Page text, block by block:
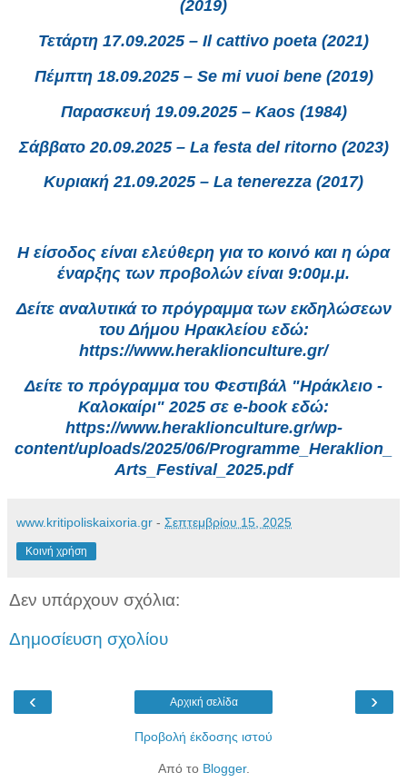
(2019)
Τετάρτη 17.09.2025 – Il cattivo poeta (2021)
Πέμπτη 18.09.2025 – Se mi vuoi bene (2019)
Παρασκευή 19.09.2025 – Kaos (1984)
Σάββατο 20.09.2025 – La festa del ritorno (2023)
Κυριακή 21.09.2025 – La tenerezza (2017)
Η είσοδος είναι ελεύθερη για το κοινό και η ώρα
έναρξης των προβολών είναι 9:00μ.μ.
Δείτε αναλυτικά το πρόγραμμα των εκδηλώσεων
του Δήμου Ηρακλείου εδώ:
https://www.heraklionculture.gr/
Δείτε το πρόγραμμα του Φεστιβάλ "Ηράκλειο -
Καλοκαίρι" 2025 σε e-book εδώ:
https://www.heraklionculture.gr/wp-
content/uploads/2025/06/Programme_Heraklion_
Arts_Festival_2025.pdf
www.kritipoliskaixoria.gr - Σεπτεμβρίου 15, 2025
Κοινή χρήση
Δεν υπάρχουν σχόλια:
Δημοσίευση σχολίου
‹ ›
Αρχική σελίδα
Προβολή έκδοσης ιστού
Από το Blogger.